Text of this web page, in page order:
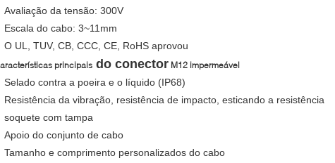
Avaliação da tensão: 300V
Escala do cabo: 3~11mm
O UL, TUV, CB, CCC, CE, RoHS aprovou
principais do conector M12 impermeável
Selado contra a poeira e o líquido (IP68)
Resistência da vibração, resistência de impacto, esticando a resistência
soquete com tampa
Apoio do conjunto de cabo
Tamanho e comprimento personalizados do cabo